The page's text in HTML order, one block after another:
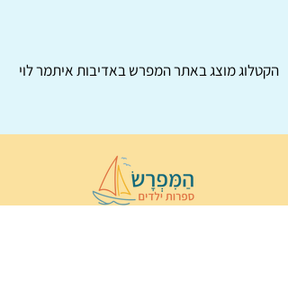
הקטלוג מוצג באתרהמפרשבאדיבות איתמר לוי